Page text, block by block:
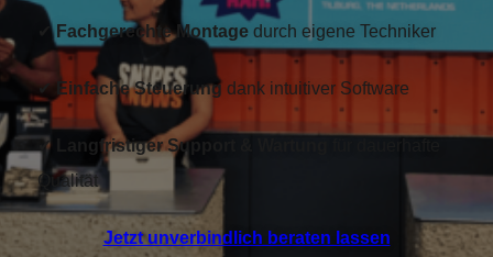
✔Fachgerechte Montage durch eigene Techniker
✔ Einfache Steuerung dank intuitiver Software
✔ Langfristiger Support & Wartung
Qualität
Jetzt unverbindlich beraten lassen